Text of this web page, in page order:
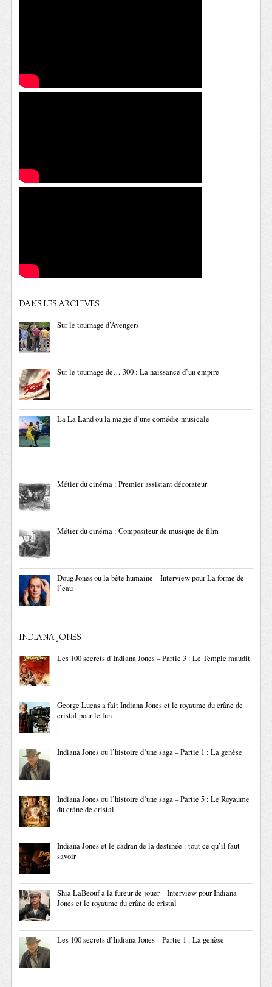
DANS LES ARCHIVES
Sur le tournage d’Avengers
Sur le tournage de… 300 : La naissance d’un empire
La La Land ou la magie d’une comédie musicale
Métier du cinéma : Premier assistant décorateur
Métier du cinéma : Compositeur de musique de film
Doug Jones ou la bête humaine – Interview pour La forme de
l’eau
INDIANA JONES
Les 100 secrets d’Indiana Jones – Partie 3 : Le Temple maudit
George Lucas a fait Indiana Jones et le royaume du crâne de
cristal pour le fun
Indiana Jones ou l’histoire d’une saga – Partie 1 : La genèse
Indiana Jones ou l’histoire d’une saga – Partie 5 : Le Royaume
du crâne de cristal
Indiana Jones et le cadran de la destinée : tout ce qu’il faut
savoir
Shia LaBeouf a la fureur de jouer – Interview pour Indiana
Jones et le royaume du crâne de cristal
Les 100 secrets d’Indiana Jones – Partie 1 : La genèse